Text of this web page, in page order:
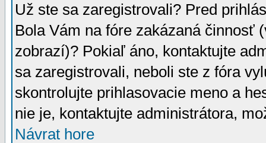
Už ste sa zaregistrovali? Pred
Bola Vám na fóre zakázaná činnosť
zobrazí)? Pokiaľ áno, kontaktujte
sa zaregistrovali, neboli ste z fóra
skontrolujte prihlasovacie meno a
nie je, kontaktujte administrátora,
Návrat hore